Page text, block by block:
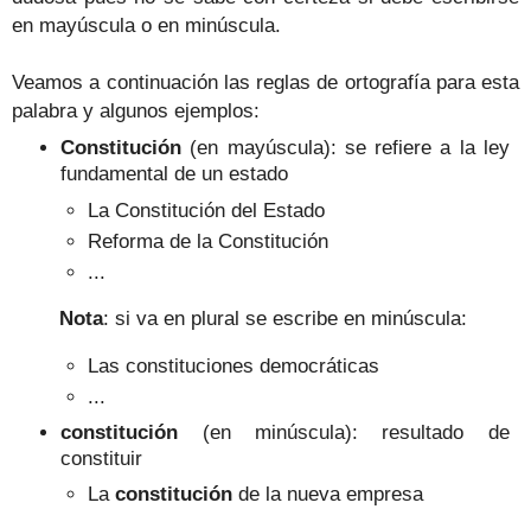
en mayúscula o en minúscula.
Veamos a continuación las reglas de ortografía para esta
palabra y algunos ejemplos:
Constitución (en mayúscula): se refiere a la ley
fundamental de un estado
La Constitución del Estado
Reforma de la Constitución
...
Nota: si va en plural se escribe en minúscula:
Las constituciones democráticas
...
constitución (en minúscula): resultado de
constituir
La constitución de la nueva empresa